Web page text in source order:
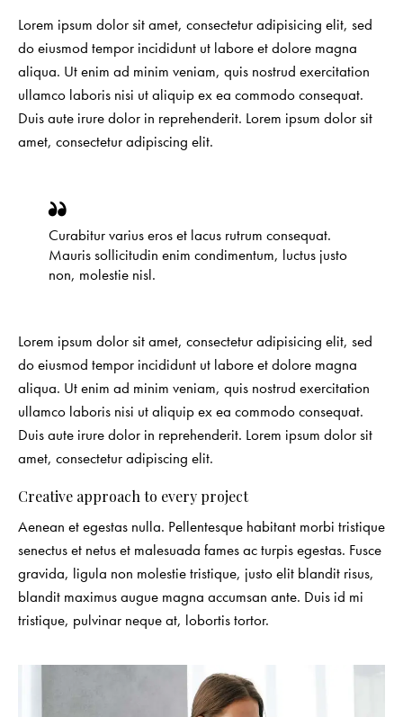
Lorem ipsum dolor sit amet, consectetur adipisicing elit, sed
do eiusmod tempor incididunt ut labore et dolore magna
aliqua. Ut enim ad minim veniam, quis nostrud exercitation
ullamco laboris nisi ut aliquip ex ea commodo consequat.
Duis aute irure dolor in reprehenderit. Lorem ipsum dolor sit
amet, consectetur adipiscing elit.
Curabitur varius eros et lacus rutrum consequat.
Mauris sollicitudin enim condimentum, luctus justo
non, molestie nisl.
Lorem ipsum dolor sit amet, consectetur adipisicing elit, sed
do eiusmod tempor incididunt ut labore et dolore magna
aliqua. Ut enim ad minim veniam, quis nostrud exercitation
ullamco laboris nisi ut aliquip ex ea commodo consequat.
Duis aute irure dolor in reprehenderit. Lorem ipsum dolor sit
amet, consectetur adipiscing elit.
Creative approach to every project
Aenean et egestas nulla. Pellentesque habitant morbi tristique
senectus et netus et malesuada fames ac turpis egestas. Fusce
gravida, ligula non molestie tristique, justo elit blandit risus,
blandit maximus augue magna accumsan ante. Duis id mi
tristique, pulvinar neque at, lobortis tortor.